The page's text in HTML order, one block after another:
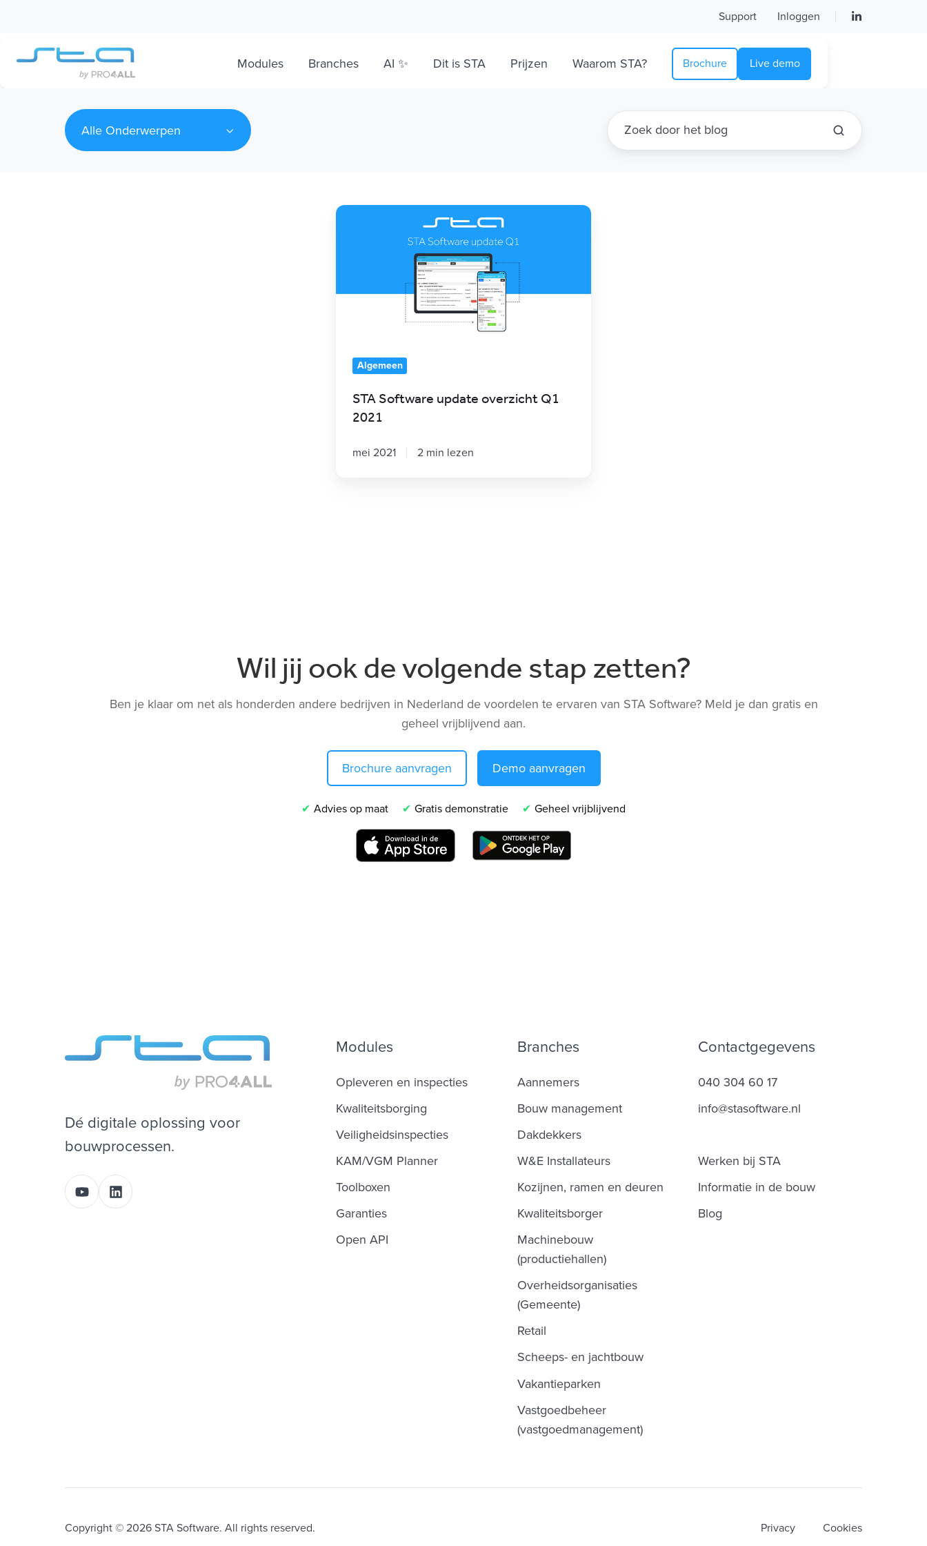
Support Inloggen
Modules Branches AI ✨ Dit is STA Prijzen Waarom STA? Brochure Live demo
Alle Onderwerpen
STA
Q1
Algemeen
STA Software update overzicht Q1
2021
mei 2021 2 min lezen
Wil jij ook de volgende stap zetten?
Ben je klaar om net als honderden andere bedrijven in Nederland de voordelen te ervaren van STA Software? Meld je dan gratis en
geheel vrijblijvend aan.
Brochure aanvragen Demo aanvragen
Advies op maat Gratis demonstratie Geheel vrijblijvend
Dé digitale oplossing voor
bouwprocessen.
Modules
Opleveren en inspecties
Kwaliteitsborging
Veiligheidsinspecties
KAM/VGM Planner
Toolboxen
Garanties
Open API
Branches
Aannemers
Bouw management
Dakdekkers
W&E Installateurs
Kozijnen, ramen en deuren
Kwaliteitsborger
Machinebouw
(productiehallen)
Overheidsorganisaties
(Gemeente)
Retail
Scheeps- en jachtbouw
Vakantieparken
Vastgoedbeheer
(vastgoedmanagement)
Contactgegevens
040 304 60 17
info@stasoftware.nl
Werken bij STA
Informatie in de bouw
Blog
Copyright © 2026 STA Software. All rights reserved. Privacy Cookies